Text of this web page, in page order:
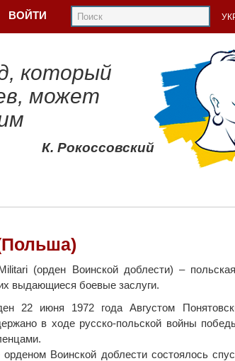
ВОЙТИ
который
может
К. Рокоссовский
(орден Воинской доблести) –
выдающиеся боевые заслуги.
22 июня 1972 года Августом
в ходе русско-польской войны
Воинской доблести состоялось